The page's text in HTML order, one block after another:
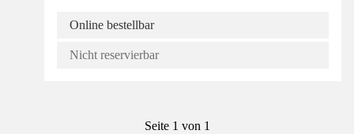
Online bestellbar
Nicht reservierbar
Seite 1 von 1